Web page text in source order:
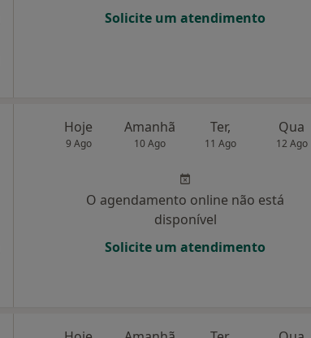
Solicite um atendimento
Hoje
9 Ago
Amanhã
10 Ago
Ter,
11 Ago
Qua
12 Ago
O agendamento online não está
disponível
Solicite um atendimento